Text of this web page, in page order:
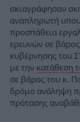
σκιαγράφησαν
αναπληρωτή
προσπάθεια
ερευνών σε
κυβέρνησης του
με την κατάθεση
σε βάρος του κ.
δρόμο ανάληψη
πρότασης